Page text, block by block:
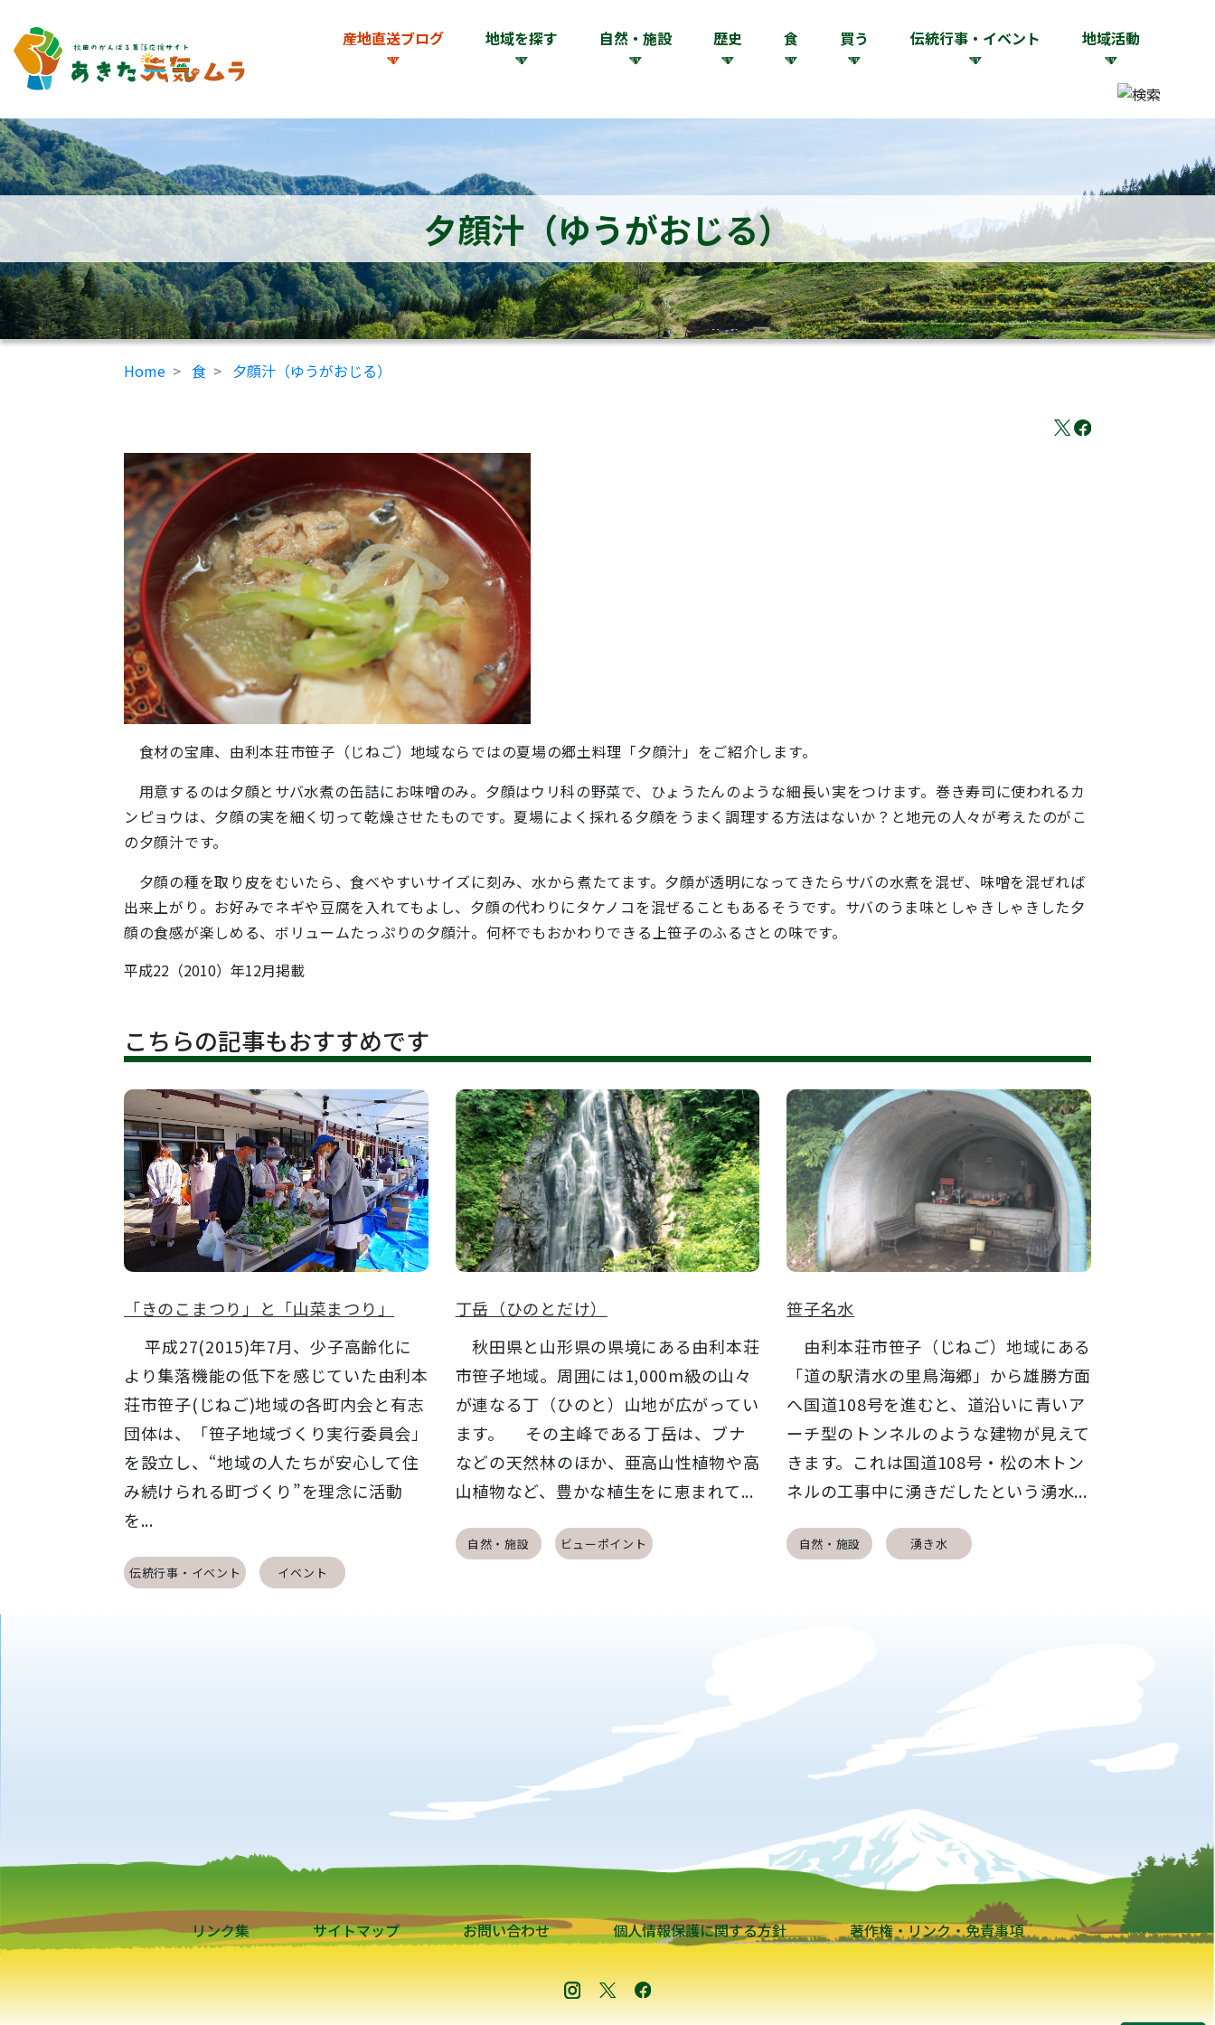
産地直送ブログ 地域を探す 自然・施設 歴史 食 買う 伝統行事・イベント 地域活動
夕顔汁（ゆうがおじる）
Home 食 夕顔汁（ゆうがおじる）
食材の宝庫、由利本荘市笹子（じねご）地域ならではの夏場の郷土料理「夕顔汁」をご紹介します。
用意するのは夕顔とサバ水煮の缶詰にお味噌のみ。夕顔はウリ科の野菜で、ひょうたんのような細長い実をつけます。巻き寿司に使われるカ
ンピョウは、夕顔の実を細く切って乾燥させたものです。夏場によく採れる夕顔をうまく調理する方法はないか？と地元の人々が考えたのがこ
の夕顔汁です。
夕顔の種を取り皮をむいたら、食べやすいサイズに刻み、水から煮たてます。夕顔が透明になってきたらサバの水煮を混ぜ、味噌を混ぜれば
出来上がり。お好みでネギや豆腐を入れてもよし、夕顔の代わりにタケノコを混ぜることもあるそうです。サバのうま味としゃきしゃきした夕
顔の食感が楽しめる、ボリュームたっぷりの夕顔汁。何杯でもおかわりできる上笹子のふるさとの味です。
平成22（2010）年12月掲載
こちらの記事もおすすめです
「きのこまつり」と「山菜まつり」
平成27(2015)年7月、少子高齢化に
より集落機能の低下を感じていた由利本
荘市笹子(じねご)地域の各町内会と有志
団体は、「笹子地域づくり実行委員会」
を設立し、“地域の人たちが安心して住
み続けられる町づくり”を理念に活動
を...
伝統行事・イベント イベント
丁岳（ひのとだけ）
秋田県と山形県の県境にある由利本荘
市笹子地域。周囲には1,000m級の山々
が連なる丁（ひのと）山地が広がってい
ます。 その主峰である丁岳は、ブナ
などの天然林のほか、亜高山性植物や高
山植物など、豊かな植生をに恵まれて...
自然・施設 ビューポイント
笹子名水
由利本荘市笹子（じねご）地域にある
「道の駅清水の里鳥海郷」から雄勝方面
へ国道108号を進むと、道沿いに青いア
ーチ型のトンネルのような建物が見えて
きます。これは国道108号・松の木トン
ネルの工事中に湧きだしたという湧水...
自然・施設 湧き水
リンク集 サイトマップ お問い合わせ 個人情報保護に関する方針 著作権・リンク・免責事項